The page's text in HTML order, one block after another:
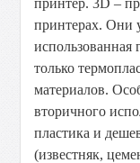
принтер. 3D –
принтерах. Они
использованная
только
материалов.
вторичного
пластика и
(известняк,